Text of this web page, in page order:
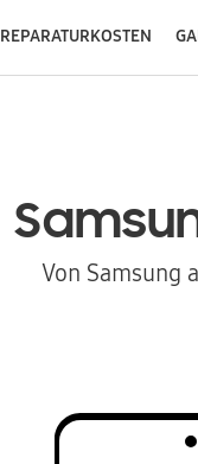
REPARATURKOSTEN
Von Samsung